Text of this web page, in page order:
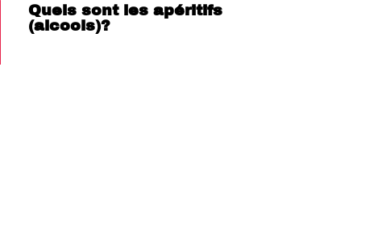
Quels sont les apéritifs
(alcools)?